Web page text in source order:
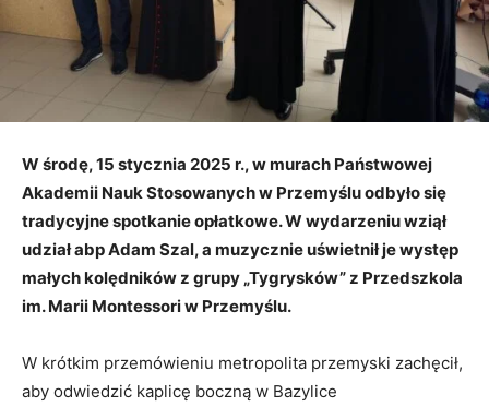
W środę, 15 stycznia 2025 r., w murach Państwowej
Akademii Nauk Stosowanych w Przemyślu odbyło się
tradycyjne spotkanie opłatkowe. W wydarzeniu wziął
udział abp Adam Szal, a muzycznie uświetnił je występ
małych kolędników z grupy „Tygrysków” z Przedszkola
im. Marii Montessori w Przemyślu.
W krótkim przemówieniu metropolita przemyski zachęcił,
aby odwiedzić kaplicę boczną w Bazylice